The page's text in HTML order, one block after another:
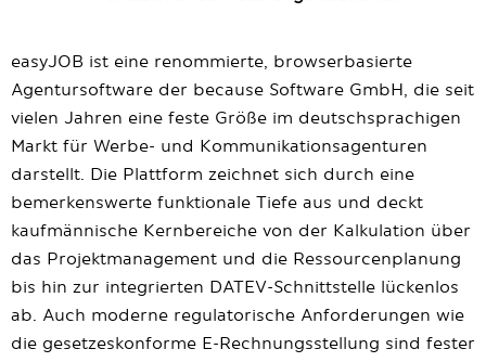
easyJOB ist eine renommierte, browserbasierte
Agentursoftware der because Software GmbH, die seit
vielen Jahren eine feste Größe im deutschsprachigen
Markt für Werbe- und Kommunikationsagenturen
darstellt. Die Plattform zeichnet sich durch eine
bemerkenswerte funktionale Tiefe aus und deckt
kaufmännische Kernbereiche von der Kalkulation über
das Projektmanagement und die Ressourcenplanung
bis hin zur integrierten DATEV-Schnittstelle lückenlos
ab. Auch moderne regulatorische Anforderungen wie
die gesetzeskonforme E-Rechnungsstellung sind fester